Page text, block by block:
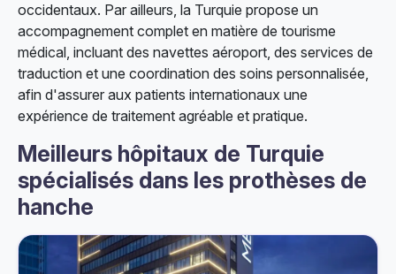
occidentaux. Par ailleurs, la Turquie propose un
accompagnement complet en matière de tourisme
médical, incluant des navettes aéroport, des services de
traduction et une coordination des soins personnalisée,
afin d'assurer aux patients internationaux une
expérience de traitement agréable et pratique.
Meilleurs hôpitaux de Turquie
spécialisés dans les prothèses de
hanche